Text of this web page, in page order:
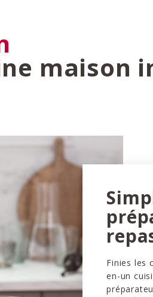
maison
Finies les
en-un